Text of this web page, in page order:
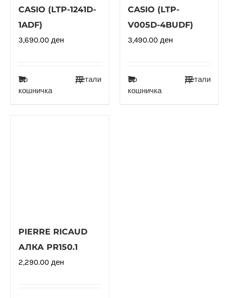
CASIO (LTP-1241D-
1ADF)
3,690.00 ден
Во
кошничка
Детали
CASIO (LTP-
V005D-4BUDF)
3,490.00 ден
Во
кошничка
Детали
PIERRE RICAUD
АЛКА PR150.1
2,290.00 ден